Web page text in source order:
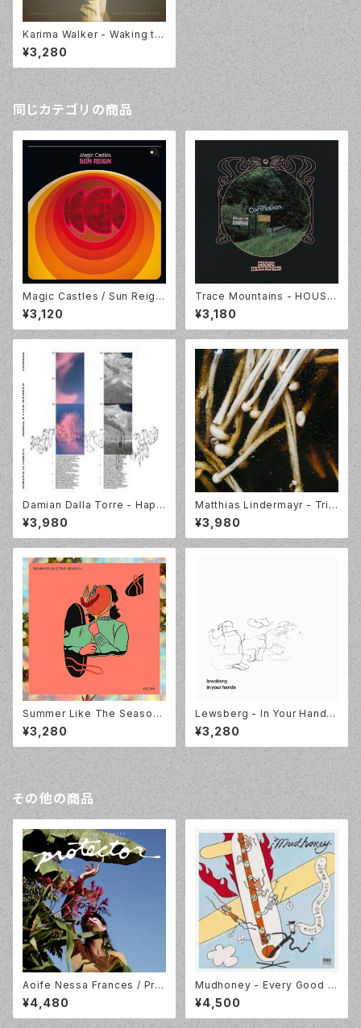
Karima Walker - Waking th
e Dreaming Body [LP]
¥3,280
同じカテゴリの商品
Magic Castles / Sun Reign
/ ‘a’ Recordings / AUK136L
P
¥3,120
Trace Mountains - HOUSE
OF CONFUSION [LTD Pink
Vinyl] Run For Cover Recor
ds LMO081LP-C1
¥3,180
Damian Dalla Torre - Happ
y Floating [LP] Squama SQ
M013LP
¥3,980
Matthias Lindermayr - Trip
tych [LP] Squama SQM012
LP
¥3,980
Summer Like The Season
- Hum [LP] Young Heavy S
ouls YL2129LP
¥3,280
Lewsberg - In Your Hands
[LP] Lewsberg Records (L
B08LP)
¥3,280
その他の商品
Aoife Nessa Frances / Prot
ector/ Colour Vinyl / Partis
an Records / PTKF3024-3
¥4,480
Mudhoney - Every Good B
oy Deserves Fudge (30th
Anniversary DLX Edition)
[2LP]
¥4,500